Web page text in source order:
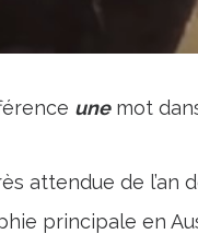
unemot
attendue de l’an
principale en